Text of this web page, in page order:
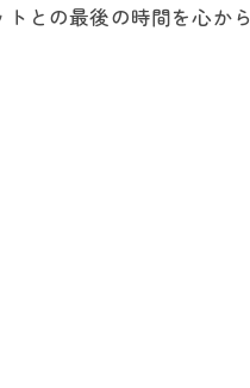
との最後の時間を心